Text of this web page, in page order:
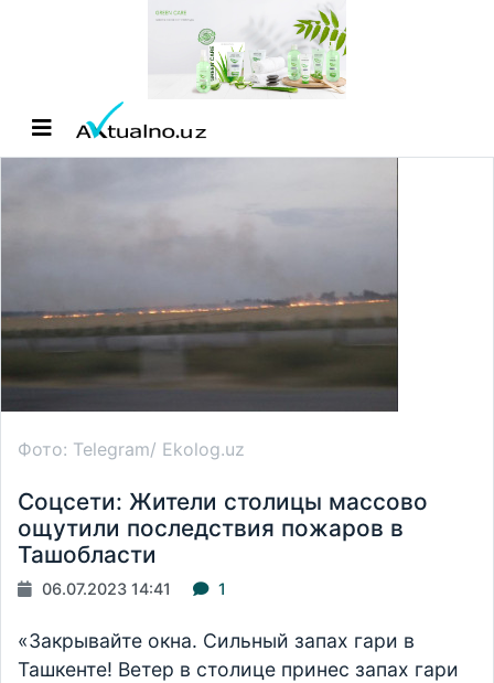
Фото: Telegram/ Ekolog.uz
Соцсети: Жители столицы массово
ощутили последствия пожаров в
Ташобласти
06.07.2023 14:41 1
«Закрывайте окна. Сильный запах гари в
Ташкенте! Ветер в столице принес запах гари